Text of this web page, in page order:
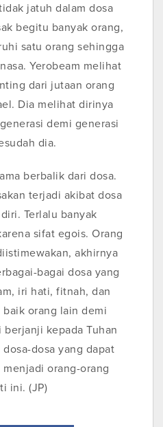
jatuh dalam dosa
begitu banyak orang,
satu orang sehingga
Yerobeam melihat
dari jutaan orang
Dia melihat dirinya
demi generasi
dia.
berbalik dari dosa.
terjadi akibat dosa
Terlalu banyak
sifat egois. Orang
akhirnya
bagai dosa yang
iri hati, fitnah, dan
baik orang lain demi
kepada Tuhan
dosa yang dapat
orang-orang
ini. (JP)